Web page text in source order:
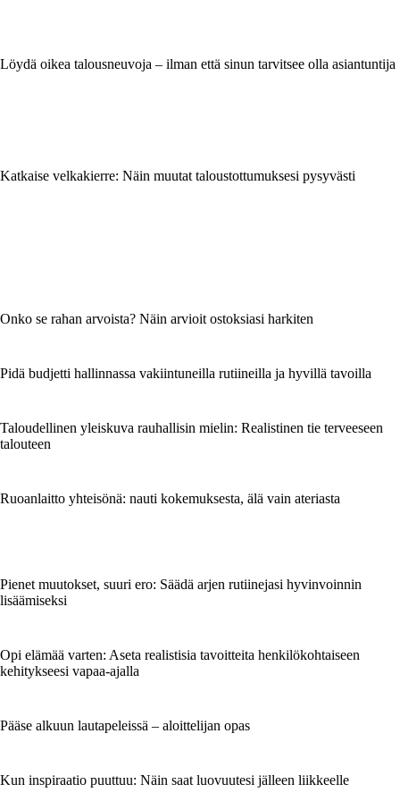
Löydä oikea talousneuvoja – ilman että sinun tarvitsee olla asiantuntija
Katkaise velkakierre: Näin muutat taloustottumuksesi pysyvästi
Onko se rahan arvoista? Näin arvioit ostoksiasi harkiten
Pidä budjetti hallinnassa vakiintuneilla rutiineilla ja hyvillä tavoilla
Taloudellinen yleiskuva rauhallisin mielin: Realistinen tie terveeseen
talouteen
Ruoanlaitto yhteisönä: nauti kokemuksesta, älä vain ateriasta
Pienet muutokset, suuri ero: Säädä arjen rutiinejasi hyvinvoinnin
lisäämiseksi
Opi elämää varten: Aseta realistisia tavoitteita henkilökohtaiseen
kehitykseesi vapaa-ajalla
Pääse alkuun lautapeleissä – aloittelijan opas
Kun inspiraatio puuttuu: Näin saat luovuutesi jälleen liikkeelle